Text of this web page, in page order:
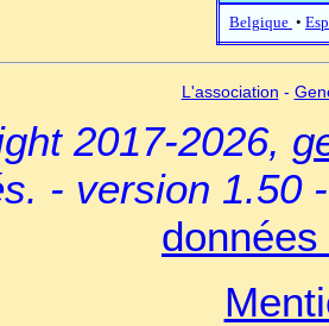
Belgique •
L'association -
2017-2026,
- version 1.50